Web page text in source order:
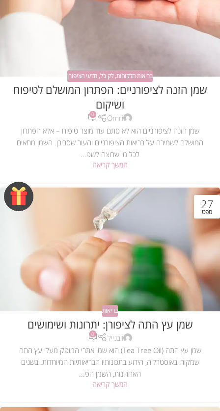
בריאות הלקוחות,לק ג’ל, מדעי הציפורן
שמן הזנה לציפורניים: הפתרון המושלם לטיפוח
ושיקום
Omri
0
שמן הזנה לציפורניים הוא לא סתם עוד מוצר טיפוח – אלא הפתרון
המושלם לשמירה על בריאות הציפורניים והעור שסביבן. השמן מתאים
לכל מי שרוצה לשפ...
המשך קריאה
27
ספט
בריאות
שמן עץ התה לציפורן: יתרונות ושימושים
וובנייל 0
שמן עץ התה (Tea Tree Oil) הוא שמן אתרי המופק מעלי עץ התה
שמקורו באוסטרליה, הידוע בתכונותיו הבריאותיות המיוחדות. בשנים
האחרונות, השמן הפ...
המשך קריאה